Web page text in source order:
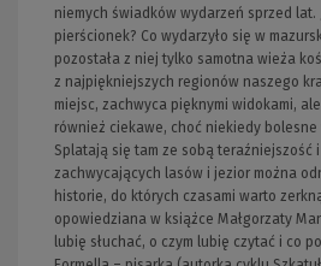
niemych świadków wydarzeń sprzed lat.
pierścionek? Co wydarzyło się w
pozostała z niej tylko samotna wieża
z najpiękniejszych regionów naszego
miejsc, zachwyca pięknymi widokami,
również ciekawe, choć niekiedy
Splatają się tam ze sobą teraźniejszość i
zachwycających lasów i jezior można
historie, do których czasami warto
opowiedziana w książce Małgorzaty
lubię słuchać, o czym lubię czytać i co